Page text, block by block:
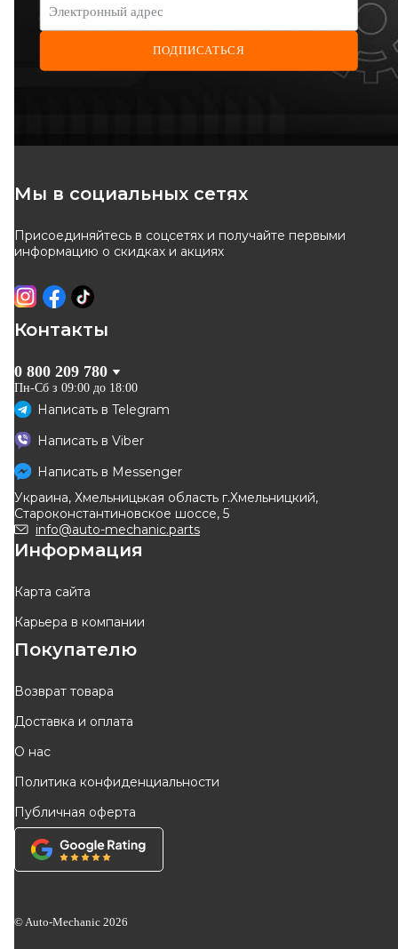
Электронный адрес
ПОДПИСАТЬСЯ
Мы в социальных сетях
Присоединяйтесь в соцсетях и получайте первыми
информацию о скидках и акциях
Контакты
0 800 209 780
Пн-Сб з 09:00 до 18:00
Написать в Telegram
Написать в Viber
Написать в Messenger
Украина, Хмельницькая область г.Хмельницкий,
Староконстантиновское шоссе, 5
info@auto-mechanic.parts
Информация
Карта сайта
Карьера в компании
Покупателю
Возврат товара
Доставка и оплата
О нас
Политика конфиденциальности
Публичная оферта
© Auto-Mechanic 2026